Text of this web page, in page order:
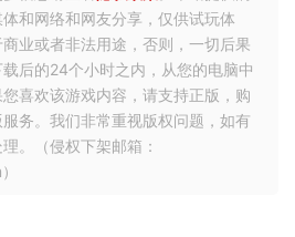
和网络和网友分享，仅供试玩体
业或者非法用途，否则，一切后果
后的24个小时之内，从您的电脑中
喜欢该游戏内容，请支持正版，购
务。我们非常重视版权问题，如有
。（侵权下架邮箱：